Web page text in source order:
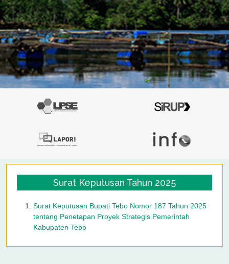
Surat Keputusan Tahun 2025
Surat Keputusan Bupati Tebo Nomor 187 Tahun 2025
tentang Penetapan Proyek Strategis Pemerintah
Kabupaten Tebo